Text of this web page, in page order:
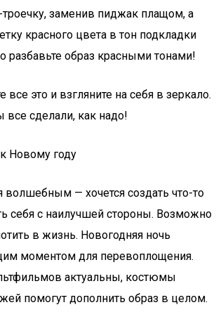
заменив пиджак плащом, а
красного цвета в тон подкладки
разбавьте образ красными тонами!
все это и взгляните на себя в зеркало.
все сделали, как надо!
Новому году
волшебным — хочется создать что-то
себя с наилучшей стороны. Возможно
в жизнь. Новогодняя ночь
моментом для перевоплощения.
актуальны, костюмы
помогут дополнить образ в целом.